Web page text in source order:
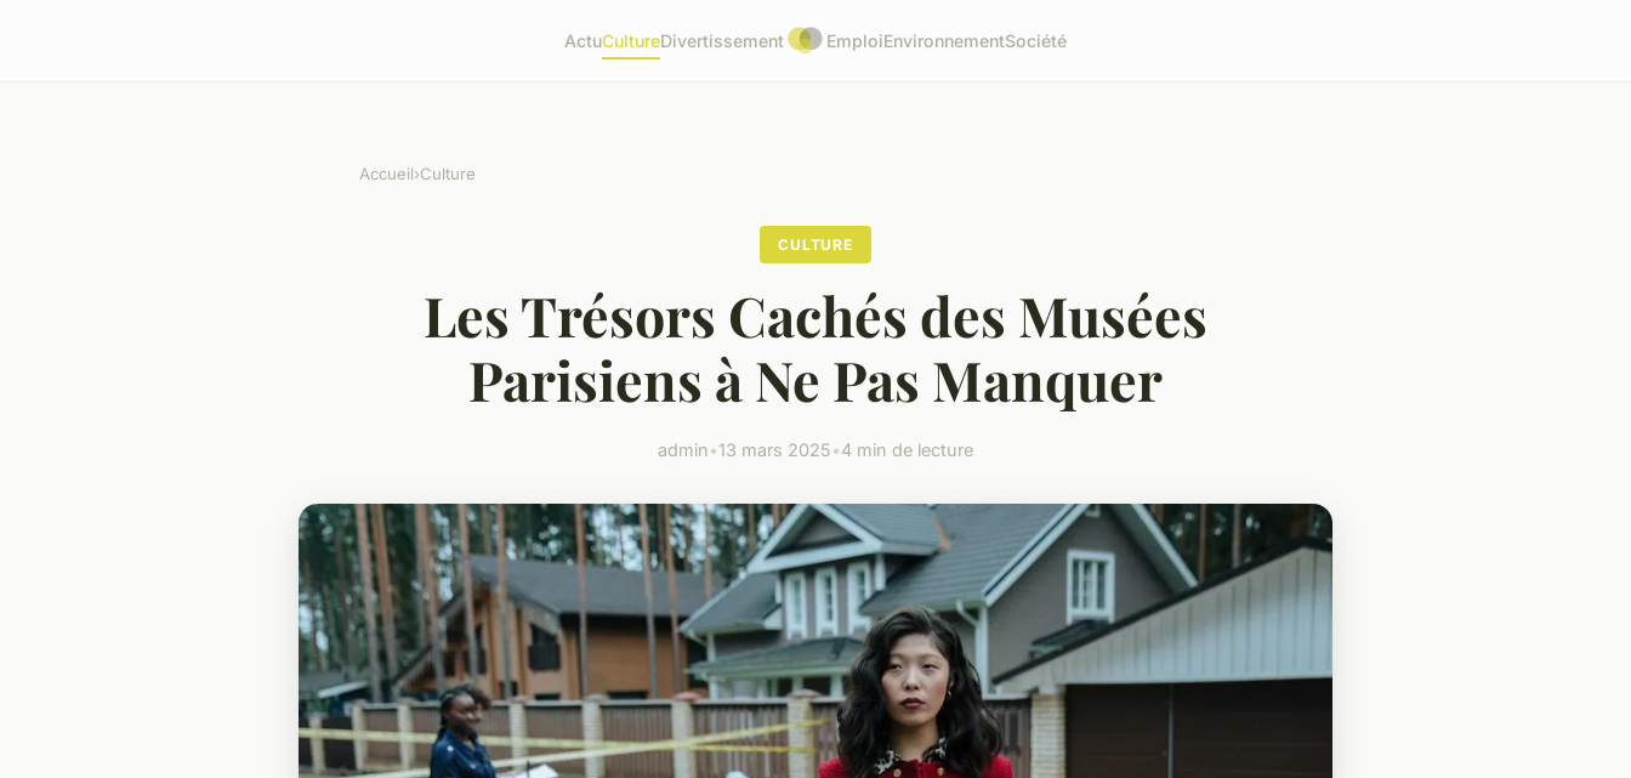
ActuCultureDivertissement EmploiEnvironnementSociété
Accueil›Culture
CULTURE
Les Trésors Cachés des Musées
Parisiens à Ne Pas Manquer
admin•13 mars 2025•4 min de lecture